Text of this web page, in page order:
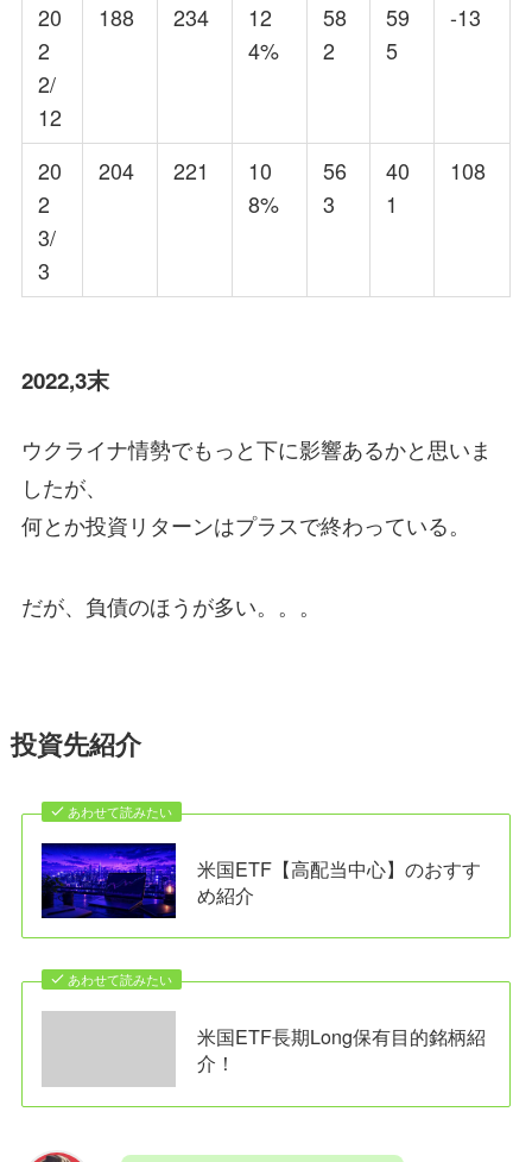
20
2
2/
12
188 234
12
4%
58
2
59
5
-13
20
2
3/
3
204 221
10
8%
56
3
40
1
108
2022,3末
ウクライナ情勢でもっと下に影響あるかと思いま
したが、
何とか投資リターンはプラスで終わっている。
だが、負債のほうが多い。。。
投資先紹介
あわせて読みたい
米国ETF【高配当中心】のおすす
め紹介
あわせて読みたい
米国ETF長期Long保有目的銘柄紹
介！